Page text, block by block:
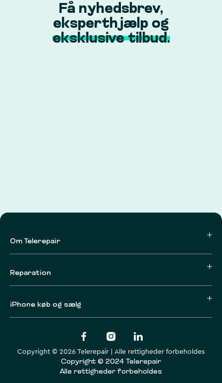
Få nyhedsbrev,
eksperthjælp og
eksklusive tilbud.
Om Telerepair
Reparation
iPhone køb og sælg
Copyright © 2026 Telerepair | Alle rettigheder forbeholdes
Copyright © 2024 Telerepair
Alle rettigheder forbeholdes